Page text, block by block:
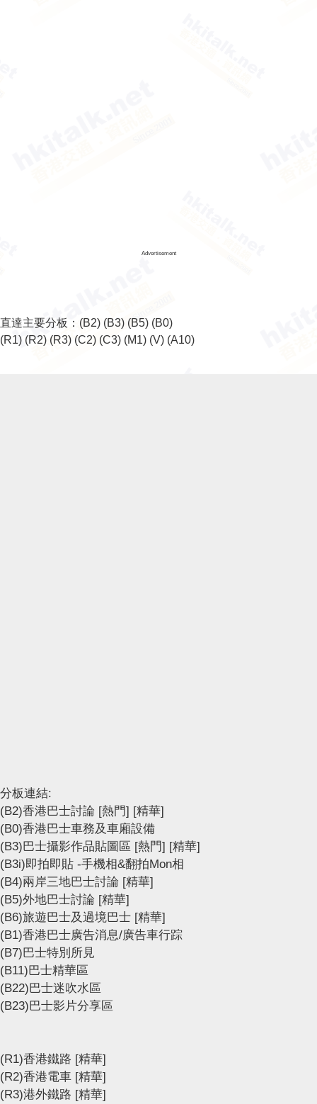
Advertisement
直達主要分板： (B2) (B3) (B5) (B0)
(R1) (R2) (R3) (C2) (C3) (M1) (V) (A10)
分板連結:
(B2)香港巴士討論 [熱門] [精華]
(B0)香港巴士車務及車廂設備
(B3)巴士攝影作品貼圖區 [熱門] [精華]
(B3i)即拍即貼 -手機相&翻拍Mon相
(B4)兩岸三地巴士討論 [精華]
(B5)外地巴士討論 [精華]
(B6)旅遊巴士及過境巴士 [精華]
(B1)香港巴士廣告消息/廣告車行踪
(B7)巴士特別所見
(B11)巴士精華區
(B22)巴士迷吹水區
(B23)巴士影片分享區
(R1)香港鐵路 [精華]
(R2)香港電車 [精華]
(R3)港外鐵路 [精華]